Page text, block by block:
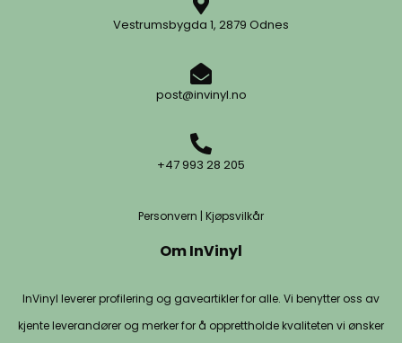
Vestrumsbygda 1, 2879 Odnes
post@invinyl.no
+47 993 28 205
Personvern | Kjøpsvilkår
Om InVinyl
InVinyl leverer profilering og gaveartikler for alle. Vi benytter oss av
kjente leverandører og merker for å opprettholde kvaliteten vi ønsker